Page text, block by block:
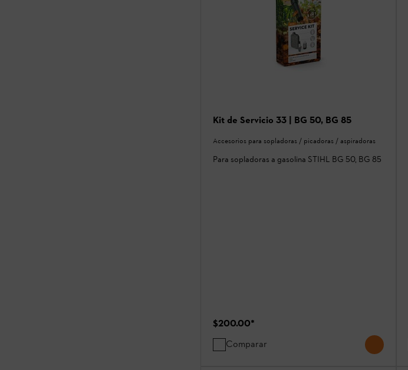
Kit de Servicio 33 | BG 50, BG 85
Accesorios para sopladoras / picadoras / aspiradoras
Para sopladoras a gasolina STIHL BG 50, BG 85
$200.00*
Comparar